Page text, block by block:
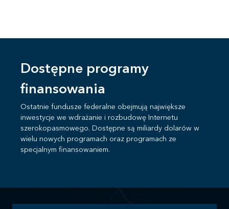
Dostępne programy
finansowania
Ostatnie fundusze federalne obejmują największe
inwestycje we wdrażanie i rozbudowę Internetu
szerokopasmowego. Dostępne są miliardy dolarów w
wielu nowych programach oraz programach ze
specjalnym finansowaniem.